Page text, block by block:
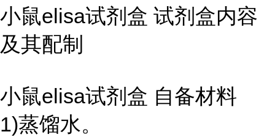
小鼠elisa试剂盒 试剂盒内容
及其配制
小鼠elisa试剂盒 自备材料
1)蒸馏水。